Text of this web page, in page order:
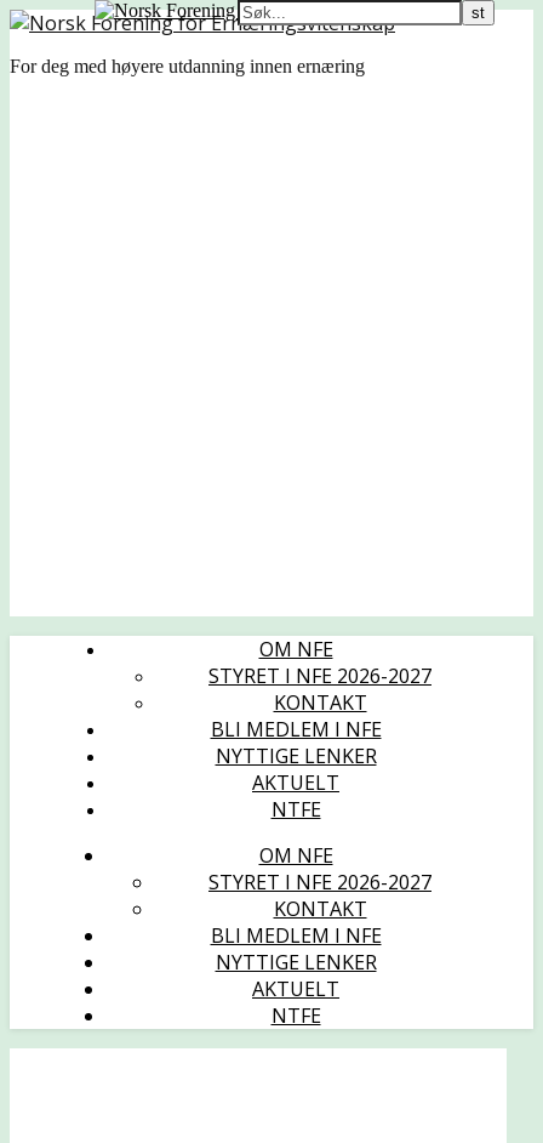
For deg med høyere utdanning innen ernæring
OM NFE
STYRET I NFE 2026-2027
KONTAKT
BLI MEDLEM I NFE
NYTTIGE LENKER
AKTUELT
NTFE
OM NFE
STYRET I NFE 2026-2027
KONTAKT
BLI MEDLEM I NFE
NYTTIGE LENKER
AKTUELT
NTFE